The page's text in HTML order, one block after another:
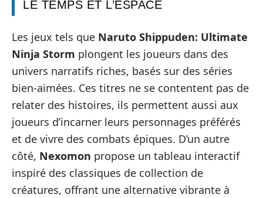
LE TEMPS ET L’ESPACE
Les jeux tels que Naruto Shippuden: Ultimate
Ninja Storm plongent les joueurs dans des
univers narratifs riches, basés sur des séries
bien-aimées. Ces titres ne se contentent pas de
relater des histoires, ils permettent aussi aux
joueurs d’incarner leurs personnages préférés
et de vivre des combats épiques. D’un autre
côté, Nexomon propose un tableau interactif
inspiré des classiques de collection de
créatures, offrant une alternative vibrante à